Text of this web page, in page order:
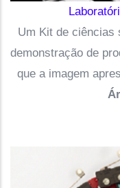
Um Kit de ciências
demonstração de
que a imagem